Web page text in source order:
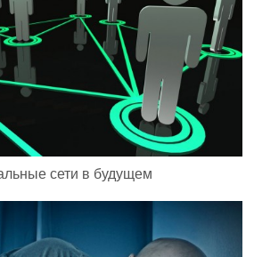
сети в будущем